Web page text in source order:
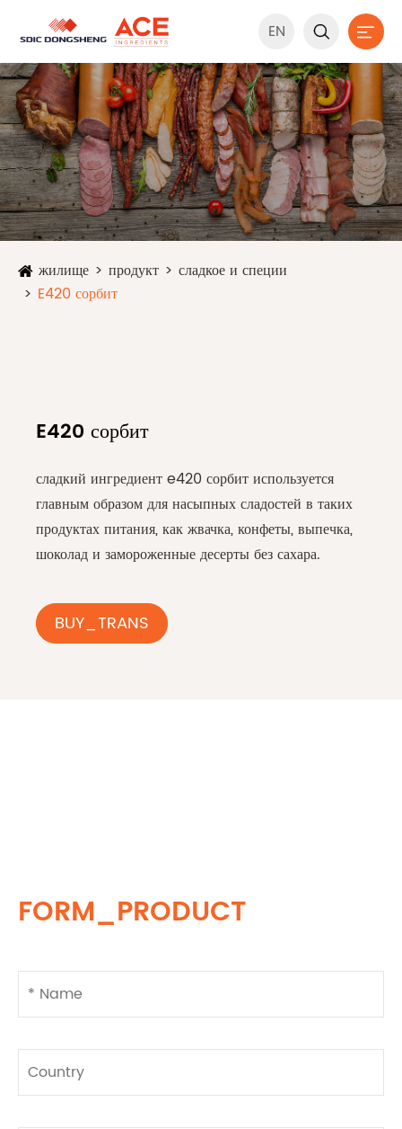
EN  
жилище продукт
сладкое и специи
E420 сорбит
E420 сорбит
сладкий ингредиент e420 сорбит используется
главным образом для насыпных сладостей в таких
продуктах питания, как жвачка, конфеты, выпечка,
шоколад и замороженные десерты без сахара.
BUY_TRANS
FORM_PRODUCT